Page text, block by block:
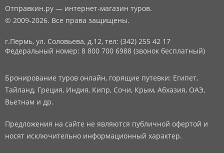
Отправкин.ру — интернет-магазин туров.
© 2009-2026. Все права защищены.
г.Пермь, ул. Соловьева, д.12, тел: (342) 255 42 17
Федеральный номер: 8 800 700 6988 (звонок бесплатный)
Бронирование туров онлайн, горящие путевки: Египет,
Тайланд, Греция, Индия, Кипр, Сочи, Крым, Абхазия, ОАЭ,
Вьетнам и др.
Предложения на сайте не являются публичной офертой и
носят исключительно информационный характер.